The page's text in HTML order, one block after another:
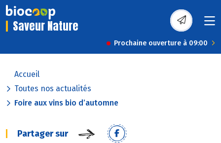
Saveur Nature
Prochaine ouverture à 09:00
Accueil
Toutes nos actualités
Foire aux vins bio d’automne
Partager sur